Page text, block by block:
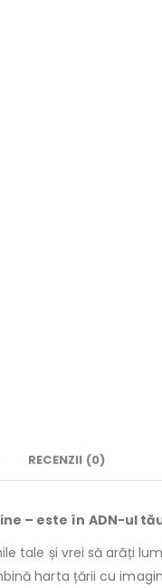
RECENZII (0)
– este în ADN-ul
tale și vrei să arăți
harta țării cu